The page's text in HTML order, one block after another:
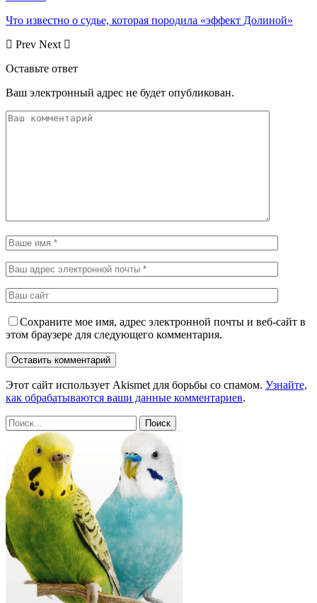
Что известно о судье, которая породила «эффект Долиной»
Prev Next
Оставьте ответ
Ваш электронный адрес не будет опубликован.
Сохраните мое имя, адрес электронной почты и веб-сайт в
этом браузере для следующего комментария.
Этот сайт использует Akismet для борьбы со спамом. Узнайте,
как обрабатываются ваши данные комментариев.